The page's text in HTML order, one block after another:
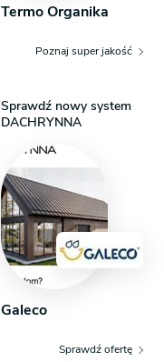
Termo Organika
Poznaj super jakość
Sprawdź nowy system
DACHRYNNA
Galeco
Sprawdź ofertę